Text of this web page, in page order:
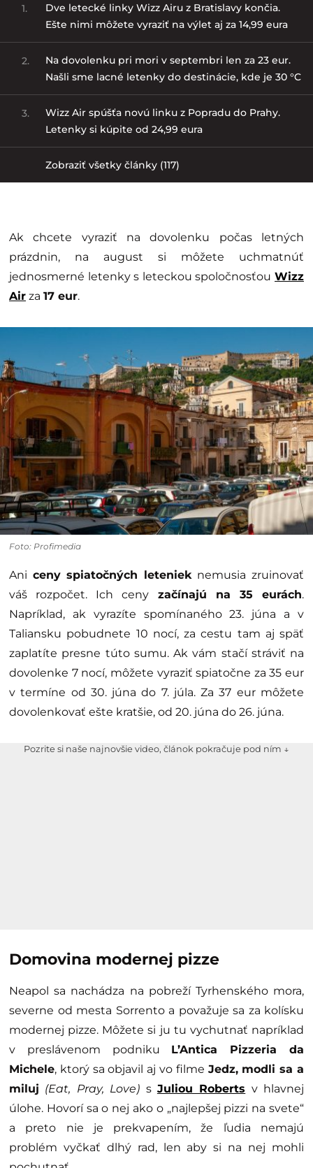
1.
Dve letecké linky Wizz Airu z Bratislavy končia.
Ešte nimi môžete vyraziť na výlet aj za 14,99 eura
2.
Na dovolenku pri mori v septembri len za 23 eur.
Našli sme lacné letenky do destinácie, kde je 30 °C
3.
Wizz Air spúšťa novú linku z Popradu do Prahy.
Letenky si kúpite od 24,99 eura
Zobraziť všetky články (117)
Ak chcete vyraziť na dovolenku počas letných
prázdnin, na august si môžete uchmatnúť
jednosmerné letenky s leteckou spoločnosťou Wizz
Air za 17 eur.
Foto: Profimedia
Ani ceny spiatočných letenieknemusia zruinovať
váš rozpočet. Ich ceny začínajú na 35 eurách.
Napríklad, ak vyrazíte spomínaného 23. júna a v
Taliansku pobudnete 10 nocí, za cestu tam aj späť
zaplatíte presne túto sumu. Ak vám stačí stráviť na
dovolenke 7 nocí, môžete vyraziť spiatočne za 35 eur
v termíne od 30. júna do 7. júla. Za 37 eur môžete
dovolenkovať ešte kratšie, od 20. júna do 26. júna.
Pozrite si naše najnovšie video, článok pokračuje pod ním ↓
Domovina modernej pizze
Neapol sa nachádza na pobreží Tyrhenského mora,
severne od mesta Sorrento a považuje sa za kolísku
modernej pizze. Môžete si ju tu vychutnať napríklad
v preslávenom podniku L’Antica Pizzeria da
Michele, ktorý sa objavil aj vo filme Jedz, modli sa a
miluj (Eat, Pray, Love) s Juliou Roberts v hlavnej
úlohe. Hovorí sa o nej ako o „najlepšej pizzi na svete“
a preto nie je prekvapením, že ľudia nemajú
problém vyčkať dlhý rad, len aby si na nej mohli